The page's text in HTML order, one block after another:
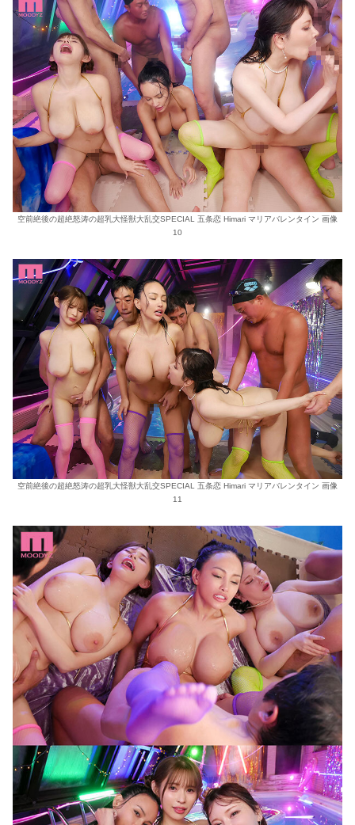
空前絶後の超絶怒涛の超乳大怪獣大乱交SPECIAL 五条恋 Himari マリアバレンタイン 画像
10
空前絶後の超絶怒涛の超乳大怪獣大乱交SPECIAL 五条恋 Himari マリアバレンタイン 画像
11